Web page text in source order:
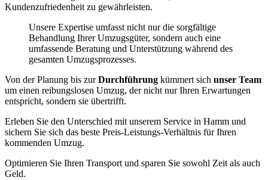
Kundenzufriedenheit zu gewährleisten.
Unsere Expertise umfasst nicht nur die sorgfältige
Behandlung Ihrer Umzugsgüter, sondern auch eine
umfassende Beratung und Unterstützung während des
gesamten Umzugsprozesses.
Von der Planung bis zurDurchführung kümmert sich unser Team
um einen reibungslosen Umzug, der nicht nur Ihren Erwartungen
entspricht, sondern sie übertrifft.
Erleben Sie den Unterschied mit unserem Service in Hamm und
sichern Sie sich das beste Preis-Leistungs-Verhältnis für Ihren
kommenden Umzug.
Optimieren Sie Ihren Transport und sparen Sie sowohl Zeit als auch
Geld.